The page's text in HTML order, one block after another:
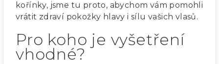
kořínky, jsme tu proto, abychom vám pomohli
vrátit zdraví pokožky hlavy i sílu vašich vlasů.
Pro koho je vyšetření
vhodné?